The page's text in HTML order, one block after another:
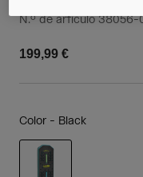
N.º de artículo38056-
199,99 €
Color - Black